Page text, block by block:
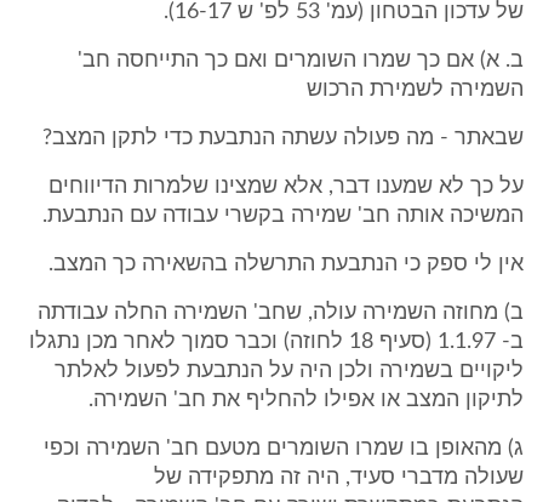
של עדכון הבטחון (עמ' 53 לפ' ש 16-17).
ב. א) אם כך שמרו השומרים ואם כך התייחסה חב'
השמירה לשמירת הרכוש
שבאתר - מה פעולה עשתה הנתבעת כדי לתקן המצב?
על כך לא שמענו דבר, אלא שמצינו שלמרות הדיווחים
המשיכה אותה חב' שמירה בקשרי עבודה עם הנתבעת.
אין לי ספק כי הנתבעת התרשלה בהשאירה כך המצב.
ב) מחוזה השמירה עולה, שחב' השמירה החלה עבודתה
ב- 1.1.97 (סעיף 18 לחוזה) וכבר סמוך לאחר מכן נתגלו
ליקויים בשמירה ולכן היה על הנתבעת לפעול לאלתר
לתיקון המצב או אפילו להחליף את חב' השמירה.
ג) מהאופן בו שמרו השומרים מטעם חב' השמירה וכפי
שעולה מדברי סעיד, היה זה מתפקידה של